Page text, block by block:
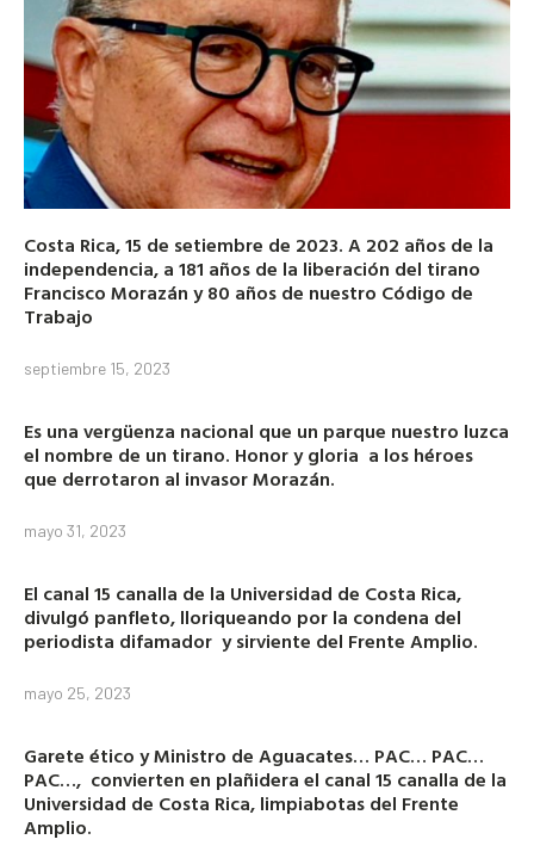
Costa Rica, 15 de setiembre de 2023. A 202 años de la
independencia, a 181 años de la liberación del tirano
Francisco Morazán y 80 años de nuestro Código de
Trabajo
septiembre 15, 2023
Es una vergüenza nacional que un parque nuestro luzca
el nombre de un tirano. Honor y gloria a los héroes
que derrotaron al invasor Morazán.
mayo 31, 2023
El canal 15 canalla de la Universidad de Costa Rica,
divulgó panfleto, lloriqueando por la condena del
periodista difamador y sirviente del Frente Amplio.
mayo 25, 2023
Garete ético y Ministro de Aguacates… PAC… PAC…
PAC…, convierten en plañidera el canal 15 canalla de la
Universidad de Costa Rica, limpiabotas del Frente
Amplio.